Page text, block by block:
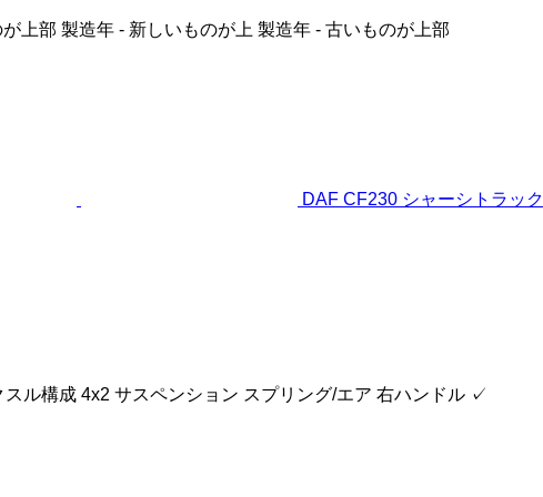
上部 製造年 - 新しいものが上 製造年 - 古いものが上部
DAF CF230 シャーシトラック
スル構成 4x2 サスペンション スプリング/エア 右ハンドル ✓